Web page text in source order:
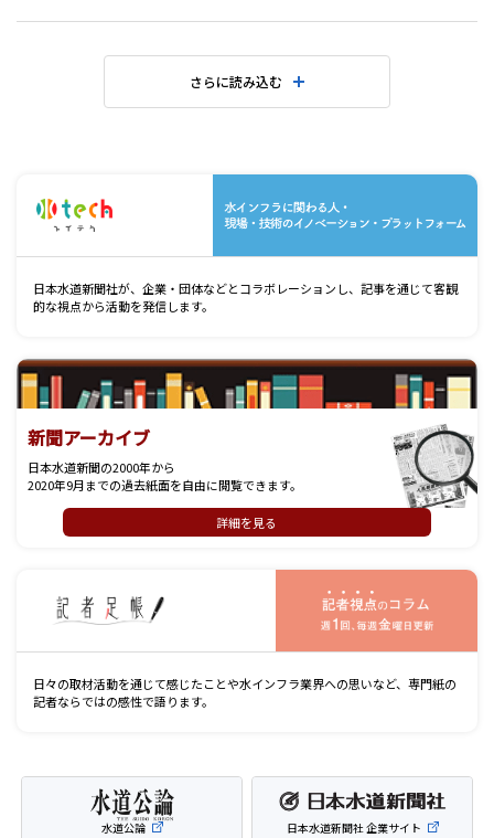
さらに読み込む
日本水道新聞社が、企業・団体などとコラボレーションし、記事を通じて客観
的な視点から活動を発信します。
新聞アーカイブ
日本水道新聞の2000年から
2020年9月までの過去紙面を自由に閲覧できます。
詳細を見る
日々の取材活動を通じて感じたことや水インフラ業界への思いなど、専門紙の
記者ならではの感性で語ります。
水道公論 日本水道新聞社 企業サイト